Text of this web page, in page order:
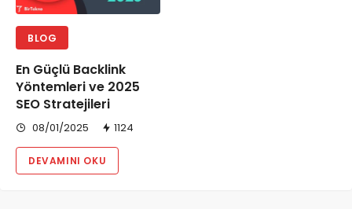
BLOG
En Güçlü Backlink
Yöntemleri ve 2025
SEO Stratejileri
08/01/2025 1124
DEVAMINI OKU